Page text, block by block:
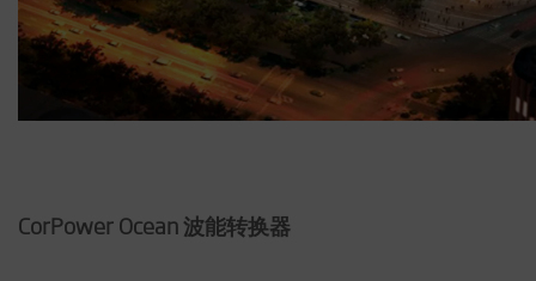
CorPower Ocean 波能转换器